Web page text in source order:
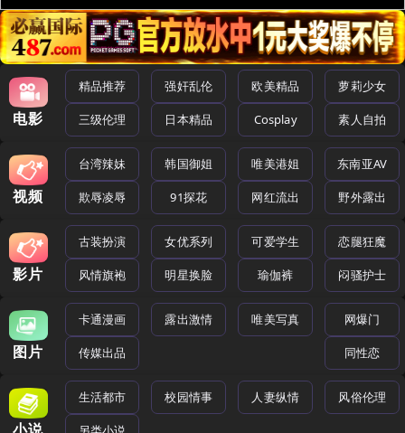
电影
精品推荐 强奸乱伦 欧美精品 萝莉少女
三级伦理 日本精品 Cosplay 素人自拍
视频
台湾辣妹 韩国御姐 唯美港姐 东南亚AV
欺辱凌辱 91探花 网红流出 野外露出
影片
古装扮演 女优系列 可爱学生 恋腿狂魔
风情旗袍 明星换脸 瑜伽裤 闷骚护士
图片
卡通漫画 露出激情 唯美写真 网爆门
传媒出品 同性恋
生活都市 校园情事 人妻纵情 风俗伦理